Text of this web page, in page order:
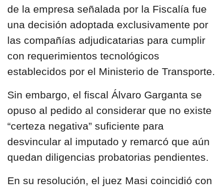
de la empresa señalada por la Fiscalía fue
una decisión adoptada exclusivamente por
las compañías adjudicatarias para cumplir
con requerimientos tecnológicos
establecidos por el Ministerio de Transporte.
Sin embargo, el fiscal Álvaro Garganta se
opuso al pedido al considerar que no existe
“certeza negativa” suficiente para
desvincular al imputado y remarcó que aún
quedan diligencias probatorias pendientes.
En su resolución, el juez Masi coincidió con